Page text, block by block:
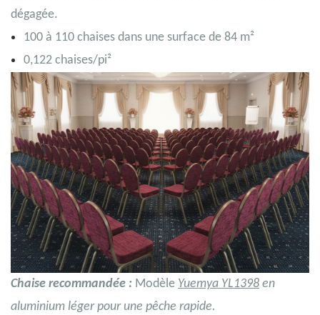
dégagée.
100 à 110 chaises dans une surface de 84 m²
0,122 chaises/pi²
Chaise recommandée : Modèle Yuemya YL1398 en
aluminium léger pour une pêche rapide.